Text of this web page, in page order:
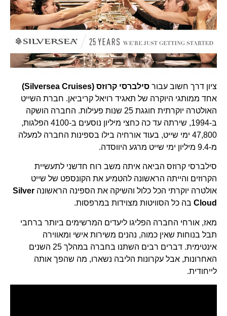
ציון דרך חשוב עבורסילברסי קרוזס (Silversea Cruises)
אחד ממותגי היוקרה של תאגיד רויאל קריביאן. חברת השייט
האולטרה יוקרתית חוגגת 25 שנות פעילות. החברה הושקה
ב-1994, שירתה עד כה כחצי מיליון נוסעים ב-4100 הפלגות,
47,800 ימי שייט, בעוד אורחיה בילו בספינות החברה למעלה
סילברסי קרוזס הביאה איתה משב רוח חדשני לתעשיית
הקרוזים והייתה הראשונה להטמיע את הקונספט של שייט
אולטרה יוקרתי הכל כלול והשיקה את הספינה הראשונהSilver
Cloudבה כל הסוויטות מצוידות במרפסות.
מאז, אורחי החברה הפליגו ליעדים המרשימים ביותר ברחבי
תבל בנוחות שאין כמוה, נהנים משירות אישי ומאווירה
אינטימית. דברים רבים השתנו בחברה במהלך 25 השנים
האחרונות, אבל עקרונות הליבה נשארו, מה שהפך אותה
לייחודית.